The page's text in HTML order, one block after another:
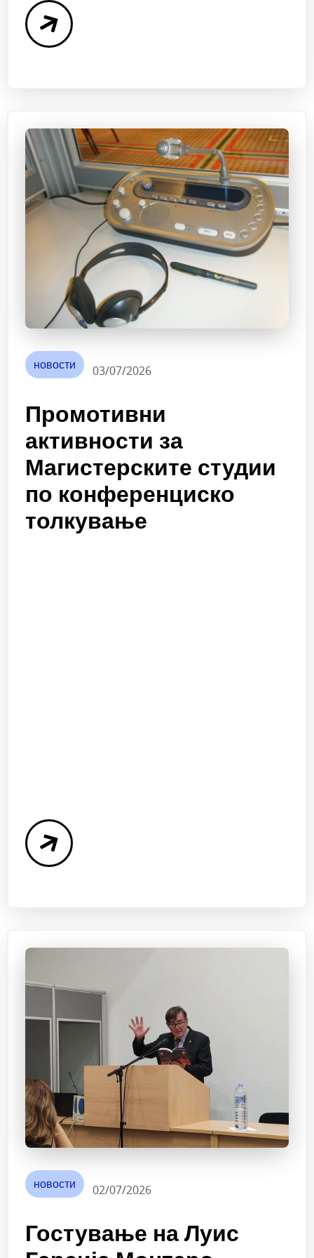
новости 03/07/2026
Промотивни
активности за
Магистерските студии
по конференциско
толкување
новости 02/07/2026
Гостување на Луис